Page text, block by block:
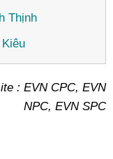
Thịnh
: EVN CPC, EVN
NPC, EVN SPC